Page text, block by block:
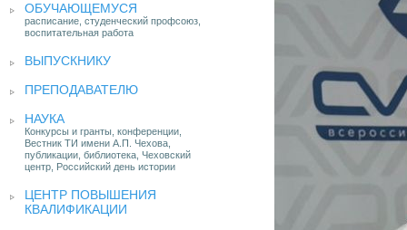
ОБУЧАЮЩЕМУСЯ
расписание, студенческий профсоюз,
воспитательная работа
ВЫПУСКНИКУ
ПРЕПОДАВАТЕЛЮ
НАУКА
Конкурсы и гранты, конференции,
Вестник ТИ имени А.П. Чехова,
публикации, библиотека, Чеховский
центр, Российский день истории
ЦЕНТР ПОВЫШЕНИЯ
КВАЛИФИКАЦИИ